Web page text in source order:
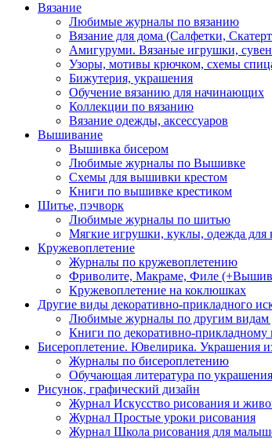
Вязание
Любимые журналы по вязанию
Вязание для дома (Салфетки,
Амигуруми. Вязаные игрушки,
Узоры, мотивы крючком, схемы
Бижутерия, украшения
Обучение вязанию для начинающих
Коллекции по вязанию
Вязание одежды, аксессуаров
Вышивание
Вышивка бисером
Любимые журналы по Вышивке
Схемы для вышивки крестом
Книги по вышивке крестиком
Шитье, пэчворк
Любимые журналы по шитью
Мягкие игрушки, куклы, одежда для
Кружевоплетение
Журналы по кружевоплетению
Фриволите, Макраме, Филе
Кружевоплетение на коклюшках
Другие виды декоративно-прикладного
Любимые журналы по другим видам
Книги по декоративно-прикладному
Бисероплетение. Ювелирика. Украшения
Журналы по бисероплетению
Обучающая литература по
Рисунок, графический дизайн
Журнал Искусство рисования и
Журнал Простые уроки рисования
Журнал Школа рисования для